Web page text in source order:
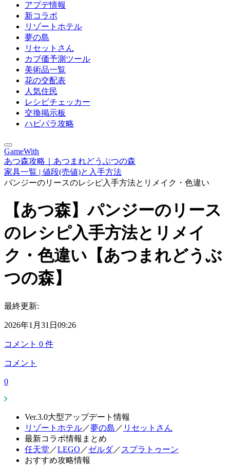
アプデ情報
新コラボ
リゾートホテル
夢の島
リセットさん
カブ価予測ツール
美術品一覧
花の交配表
人気住民
レシピチェッカー
交換掲示板
ハピパラ攻略
GameWith
あつ森攻略｜あつまれどうぶつの森
家具一覧 | 値段(売値)と入手方法
パンジーのリースのレシピ入手方法とリメイク・色違い
【あつ森】パンジーのリース
のレシピ入手方法とリメイ
ク・色違い【あつまれどうぶ
つの森】
最終更新:
2026年1月31日09:26
コメント 0 件
コメント
0
Ver.3.0大型アップデート情報
リゾートホテル／夢の島 ／ リセットさん
最新コラボ情報まとめ
任天堂 ／LEGO ／ゼルダ／ スプラトゥーン
おすすめ攻略情報